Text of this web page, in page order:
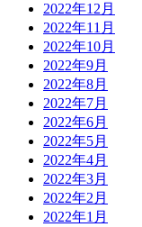
2022年12月
2022年11月
2022年10月
2022年9月
2022年8月
2022年7月
2022年6月
2022年5月
2022年4月
2022年3月
2022年2月
2022年1月